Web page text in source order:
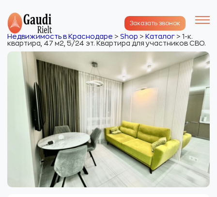
Заказать звонок
Недвижимость в Краснодаре > Shop > Каталог > 1-к.
квартира, 47 м2, 5/24 эт. Квартира для участников СВО.